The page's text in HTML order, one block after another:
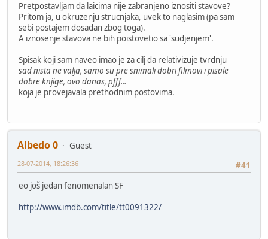
Pretpostavljam da laicima nije zabranjeno iznositi stavove?
Pritom ja, u okruzenju strucnjaka, uvek to naglasim (pa sam
sebi postajem dosadan zbog toga).
A iznosenje stavova ne bih poistovetio sa 'sudjenjem'.
Spisak koji sam naveo imao je za cilj da relativizuje tvrdnju
sad nista ne valja, samo su pre snimali dobri filmovi i pisale
dobre knjige, ovo danas, pfff...
koja je provejavala prethodnim postovima.
Albedo 0
Guest
#41
28-07-2014, 18:26:36
eo još jedan fenomenalan SF
http://www.imdb.com/title/tt0091322/